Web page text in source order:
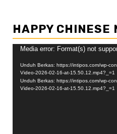
HAPPY CHINESE
Pemutar
Video
Media error: Format(s) not
Unduh Berkas: https://intipos.com/wp-
Video-2026-02-16-at-15.50.12.mp4?_=1
Unduh Berkas: https://intipos.com/wp-
Video-2026-02-16-at-15.50.12.mp4?_=1